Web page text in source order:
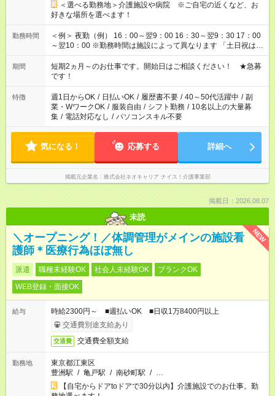
＜選べる勤務地＞介護施設や病院 ※ご自宅の近くなど、お
好きな場所を選べます！
勤務時間
＜例＞ 夜勤（例） 16：00～翌9：00 16：30～翌9：30 17：00
～翌10：00 ※勤務時間は施設によって異なります 「土日祝は休
みたい」 「しっかり稼ぎたい」 「もう少し遅い時間から始めた
い」など ご希望にあったお仕事をご案内いたします。 ※未経験
の方の場合は1～2ヶ月間は日中での仕事を経験いただき、 お
仕事に慣れてからの夜勤になります。 ★家庭の都合でお休みが
必要な場合も遠慮なくご相談ください。
期間
短期2ヵ月～のお仕事です。開始日はご相談ください！ ★急募
です！
特徴 週1日からOK / 日払いOK / 履歴書不要 / 40～50代活躍中 / 副
業・WワークOK / 服装自由 / シフト勤務 / 10名以上の大量募
集 / 電話対応なし / パソコンスキル不要
気になる！ 応募する 詳細へ
掲載元企業名 株式会社ネオキャリア ナイス！介護事業部
掲載日：2026.08.07
未読
NEW
＼オープニング！／体調管理がメインの施設看
護師＊医療行為ほぼ無し
派遣 職種未経験OK 社会人未経験OK
ブランクOK
WEB登録・面接OK
給与
時給2300円～ ■週払いOK ■日収1万8400円以上
交通費別途支給あり
交通費 交通費全額支給
勤務地
東京都江東区
豊洲駅 / 亀戸駅 / 南砂町駅 / …
【自宅からドアtoドアで30分以内】介護施設でのお仕事。勤